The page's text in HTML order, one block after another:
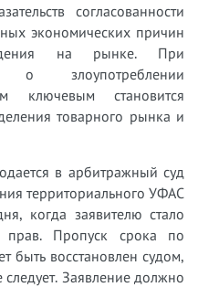
согласованности
экономических причин
на рынке. При
злоупотреблении
ключевым становится
товарного рынка и
в арбитражный суд
территориального УФАС
когда заявителю стало
Пропуск срока по
быть восстановлен судом,
следует. Заявление должно